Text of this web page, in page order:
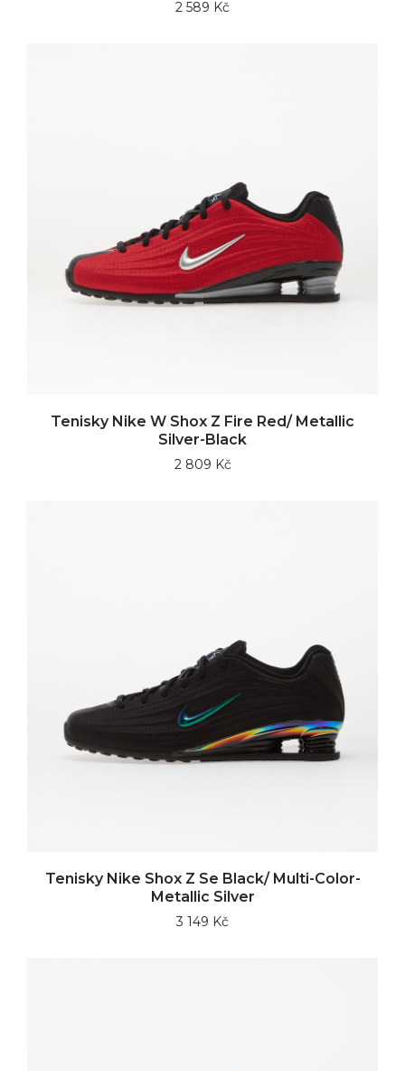
2 589 Kč
Tenisky Nike W Shox Z Fire Red/ Metallic
Silver-Black
2 809 Kč
Tenisky Nike Shox Z Se Black/ Multi-Color-
Metallic Silver
3 149 Kč